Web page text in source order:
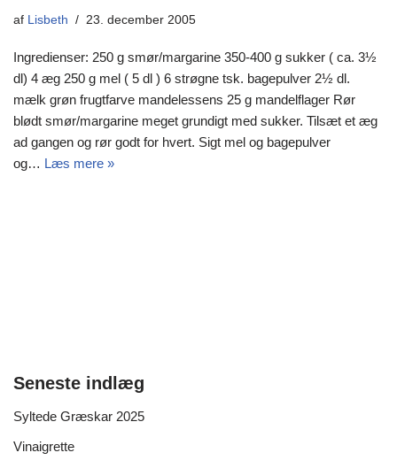
af Lisbeth 23. december 2005
Ingredienser: 250 g smør/margarine 350-400 g sukker ( ca. 3½
dl) 4 æg 250 g mel ( 5 dl ) 6 strøgne tsk. bagepulver 2½ dl.
mælk grøn frugtfarve mandelessens 25 g mandelflager Rør
blødt smør/margarine meget grundigt med sukker. Tilsæt et æg
ad gangen og rør godt for hvert. Sigt mel og bagepulver
og… Læs mere »
Seneste indlæg
Syltede Græskar 2025
Vinaigrette